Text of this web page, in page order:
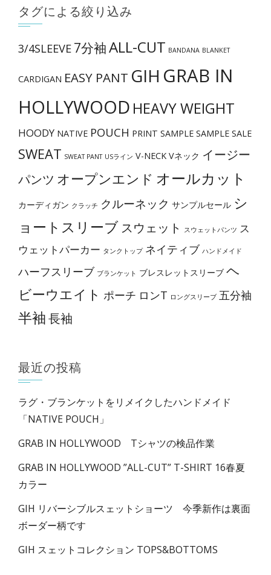
タグによる絞り込み
3/4SLEEVE 7分袖ALL-CUT BANDANA BLANKET
CARDIGAN EASY PANT GIH GRAB IN
HOLLYWOOD HEAVY WEIGHT
HOODY NATIVE POUCH PRINT SAMPLE SAMPLE SALE
SWEAT SWEAT PANT USライン V-NECK Vネック イージー
パンツ オープンエンド オールカット
カーディガン クラッチ クルーネック サンプルセール シ
ョートスリーブスウェット スウェットパンツ ス
ウェットパーカー タンクトップ ネイティブ ハンドメイド
ハーフスリーブ ブランケット ブレスレットスリーブ ヘ
ビーウエイト ポーチ ロンT ロングスリーブ 五分袖
半袖長袖
最近の投稿
ラグ・ブランケットをリメイクしたハンドメイド
「NATIVE POUCH」
GRAB IN HOLLYWOOD Tシャツの検品作業
GRAB IN HOLLYWOOD ”ALL-CUT” T-SHIRT 16春夏
カラー
GIH リバーシブルスェットショーツ 今季新作は裏面
ボーダー柄です
GIH スェットコレクション TOPS&BOTTOMS